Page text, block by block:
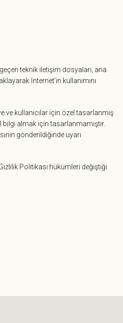
teknik iletişim dosyaları, ana
İnternet’in kullanımını
ve kullanıcılar için özel tasarlanmış
almak için tasarlanmamıştır.
gönderildiğinde uyarı
Politikası hükümleri değiştiği